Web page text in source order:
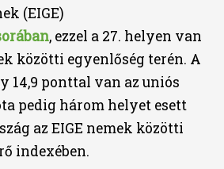
(EIGE)
, ezzel a 27. helyen van
közötti egyenlőség terén. A
14,9 ponttal van az uniós
pedig három helyet esett
az EIGE nemek közötti
indexében.